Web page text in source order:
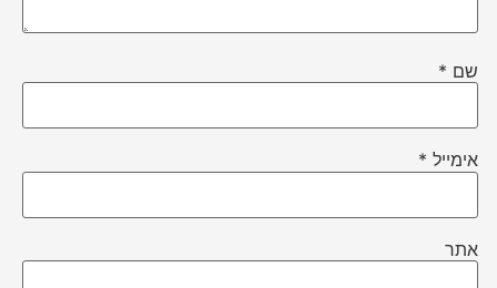
שם *
אימייל *
אתר